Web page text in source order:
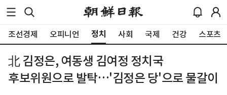
조선경제 오피니언 정치 사회 국제 건강 스포츠
北 김정은, 여동생 김여정 정치국
후보위원으로 발탁…'김정은 당'으로 물갈이